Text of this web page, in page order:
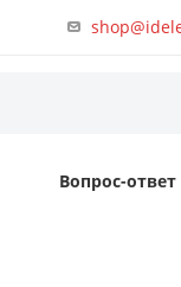
Вопрос-ответ